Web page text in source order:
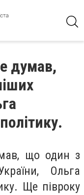
думав,
що один з
Ольга
Ще півроку